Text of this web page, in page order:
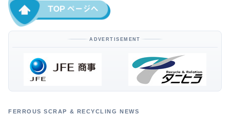
ADVERTISEMENT